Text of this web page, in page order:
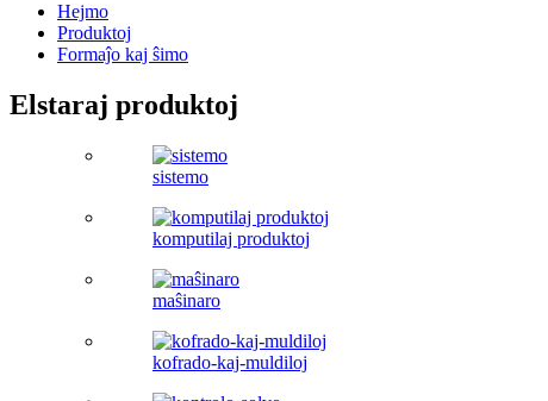
Hejmo
Produktoj
Formaĵo kaj ŝimo
Elstaraj produktoj
sistemo
komputilaj produktoj
maŝinaro
kofrado-kaj-muldiloj